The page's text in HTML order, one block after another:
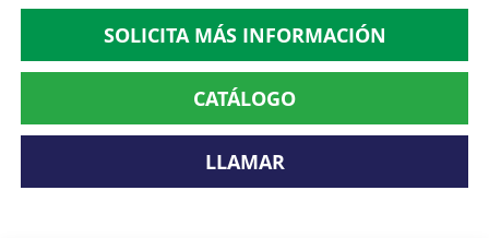
SOLICITA MÁS INFORMACIÓN
CATÁLOGO
LLAMAR